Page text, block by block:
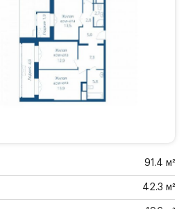
91.4 м²
42.3 м²